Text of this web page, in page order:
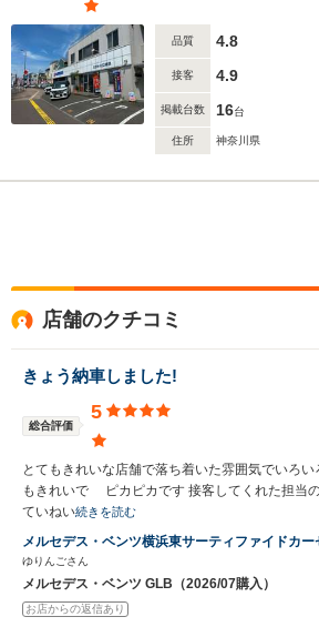
品質 4.8
接客 4.9
掲載台数 16台
住所 神奈川県
店舗のクチコミ
きょう納車しました!
総合評価
5
とてもきれいな店舗で落ち着いた雰囲気でいろ
もきれいで ピカピカです 接客してくれた担当
ていねい続きを読む
メルセデス・ベンツ横浜東サーティファイドカー
ゆりんごさん
メルセデス・ベンツ GLB（2026/07購入）
お店からの返信あり